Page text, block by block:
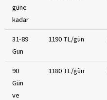
güne
kadar
31-89
Gün
1190 TL/gün
90
Gün
ve
1180 TL/gün